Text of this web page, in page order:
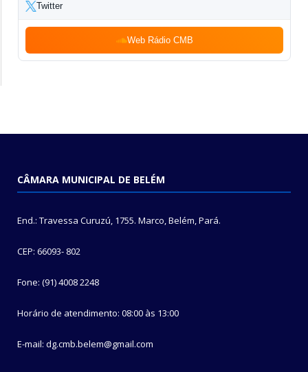
Twitter
Web Rádio CMB
CÂMARA MUNICIPAL DE BELÉM
End.: Travessa Curuzú, 1755. Marco, Belém, Pará.
CEP: 66093- 802
Fone: (91) 4008 2248
Horário de atendimento: 08:00 às 13:00
E-mail: dg.cmb.belem@gmail.com